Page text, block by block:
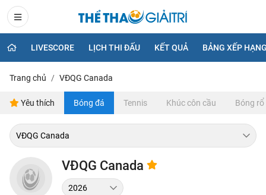
LIVESCORE LỊCH THI ĐẤU KẾT QUẢ BẢNG XẾP
Trang chủ VĐQG Canada
Yêu thích Bóng đá Tennis Khúc côn cầu Bóng rổ
VĐQG Canada